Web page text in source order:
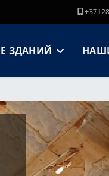
ЗДАНИЙ